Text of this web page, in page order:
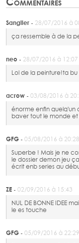
Sanglier - 28/07/2016 à
ça ressemble à de la
neo - 28/07/2016 à 12:07
Lol de la peinture!ta
acrow - 03/08/2016 à
énorme enfin quelq'un
baver tout le monde
GFG - 05/08/2016 à 20:28
Superbe ! Mais je ne
le dossier demon jeu
écrit enb series au
ZE - 02/09/2016 à 15:43
NUL DE BONNE IDEE
le es touche
GFG - 05/09/2016 à 22:29